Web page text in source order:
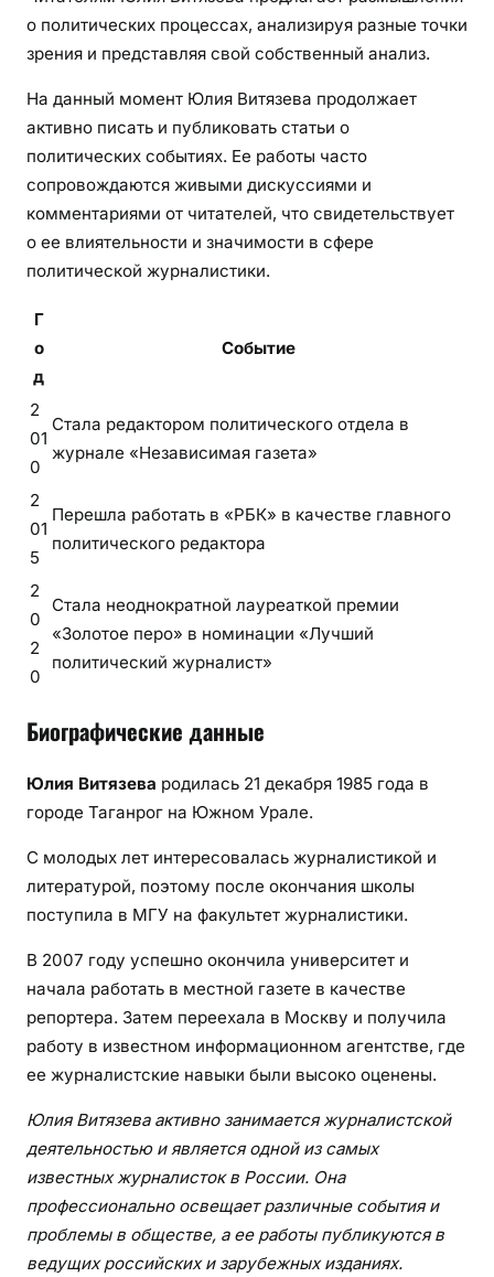
о политических процессах, анализируя разные точки
зрения и представляя свой собственный анализ.
На данный момент Юлия Витязева продолжает
активно писать и публиковать статьи о
политических событиях. Ее работы часто
сопровождаются живыми дискуссиями и
комментариями от читателей, что свидетельствует
о ее влиятельности и значимости в сфере
политической журналистики.
Г
о
д
Событие
2
01
0
Стала редактором политического отдела в
журнале «Независимая газета»
2
01
5
Перешла работать в «РБК» в качестве главного
политического редактора
2
0
2
0
Стала неоднократной лауреаткой премии
«Золотое перо» в номинации «Лучший
политический журналист»
Биографические данные
Юлия Витязева родилась 21 декабря 1985 года в
городе Таганрог на Южном Урале.
С молодых лет интересовалась журналистикой и
литературой, поэтому после окончания школы
поступила в МГУ на факультет журналистики.
В 2007 году успешно окончила университет и
начала работать в местной газете в качестве
репортера. Затем переехала в Москву и получила
работу в известном информационном агентстве, где
ее журналистские навыки были высоко оценены.
Юлия Витязева активно занимается журналистской
деятельностью и является одной из самых
известных журналисток в России. Она
профессионально освещает различные события и
проблемы в обществе, а ее работы публикуются в
ведущих российских и зарубежных изданиях.